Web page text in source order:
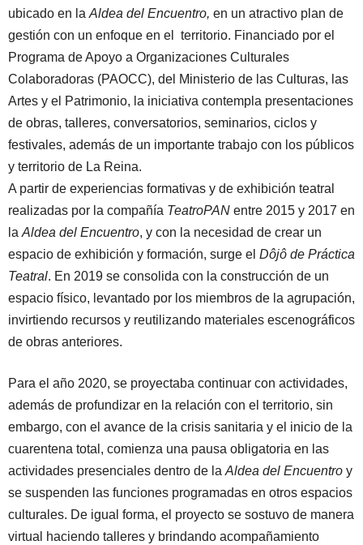
ubicado en laAldea del Encuentro, en un atractivo plan de
gestión con un enfoque en el territorio. Financiado por el
Programa de Apoyo a Organizaciones Culturales
Colaboradoras (PAOCC), del Ministerio de las Culturas, las
Artes y el Patrimonio, la iniciativa contempla presentaciones
de obras, talleres, conversatorios, seminarios, ciclos y
festivales, además de un importante trabajo con los públicos
y territorio de La Reina.
A partir de experiencias formativas y de exhibición teatral
realizadas por la compañía TeatroPAN entre 2015 y 2017 en
laAldea del Encuentro, y con la necesidad de crear un
espacio de exhibición y formación, surge el Dôjô de Práctica
Teatral. En 2019 se consolida con la construcción de un
espacio físico, levantado por los miembros de la agrupación,
invirtiendo recursos y reutilizando materiales escenográficos
de obras anteriores.
Para el año 2020, se proyectaba continuar con actividades,
además de profundizar en la relación con el territorio, sin
embargo, con el avance de la crisis sanitaria y el inicio de la
cuarentena total, comienza una pausa obligatoria en las
actividades presenciales dentro de laAldea del Encuentro y
se suspenden las funciones programadas en otros espacios
culturales. De igual forma, el proyecto se sostuvo de manera
virtual haciendo talleres y brindando acompañamiento